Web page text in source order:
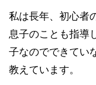
私は長年、初心者
息子のことも指導
子なのでできてい
教えています。